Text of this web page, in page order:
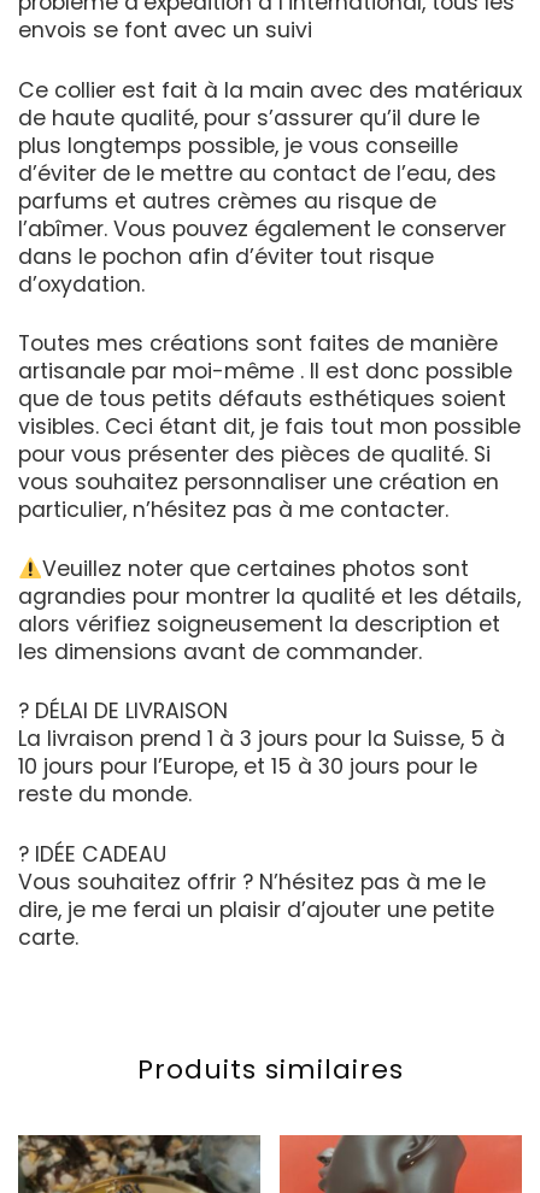
envois se font avec un suivi
Ce collier est fait à la main avec des matériaux
de haute qualité, pour s’assurer qu’il dure le
plus longtemps possible, je vous conseille
d’éviter de le mettre au contact de l’eau, des
parfums et autres crèmes au risque de
l’abîmer. Vous pouvez également le conserver
dans le pochon afin d’éviter tout risque
d’oxydation.
Toutes mes créations sont faites de manière
artisanale par moi-même . Il est donc possible
que de tous petits défauts esthétiques soient
visibles. Ceci étant dit, je fais tout mon possible
pour vous présenter des pièces de qualité. Si
vous souhaitez personnaliser une création en
particulier, n’hésitez pas à me contacter.
Veuillez noter que certaines photos sont
agrandies pour montrer la qualité et les détails,
alors vérifiez soigneusement la description et
les dimensions avant de commander.
? DÉLAI DE LIVRAISON
La livraison prend 1 à 3 jours pour la Suisse, 5 à
10 jours pour l’Europe, et 15 à 30 jours pour le
reste du monde.
? IDÉE CADEAU
Vous souhaitez offrir ? N’hésitez pas à me le
dire, je me ferai un plaisir d’ajouter une petite
carte.
Produits similaires